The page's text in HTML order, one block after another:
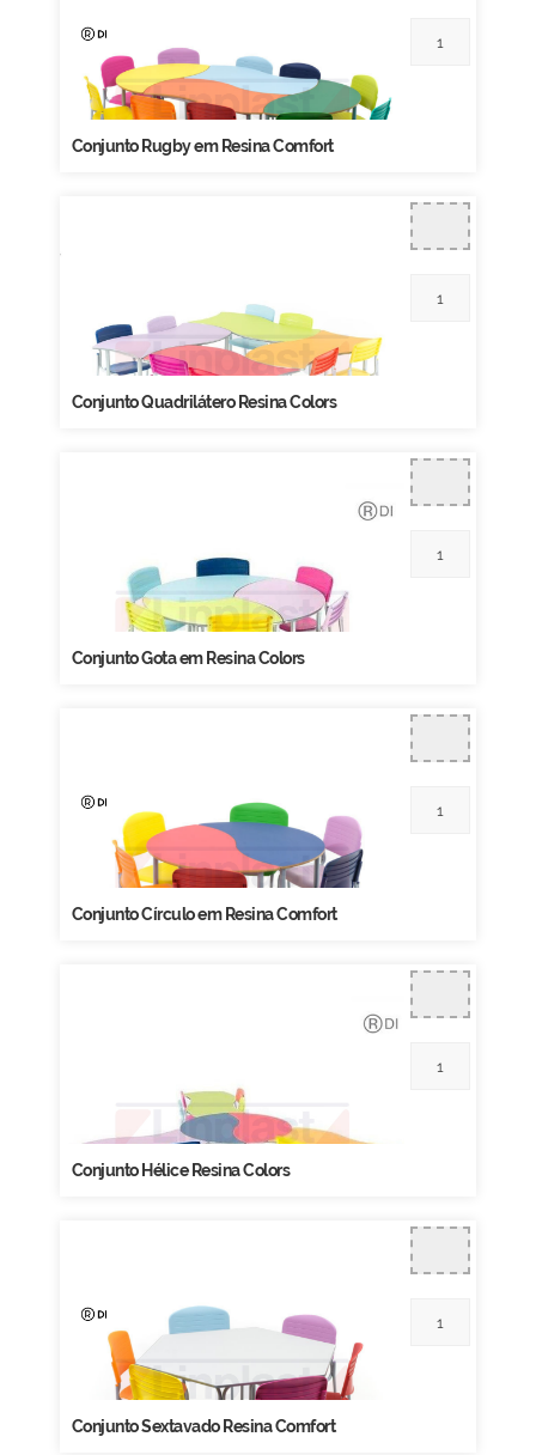
Conjunto Rugby em Resina Comfort
Conjunto Quadrilátero Resina Colors
Conjunto Gota em Resina Colors
Conjunto Círculo em Resina Comfort
Conjunto Hélice Resina Colors
Conjunto Sextavado Resina Comfort